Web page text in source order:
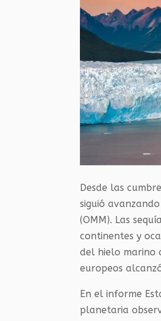
Desde las
siguió
(OMM). Las
continentes y
del hielo marino
europeos
En el informe
planetaria